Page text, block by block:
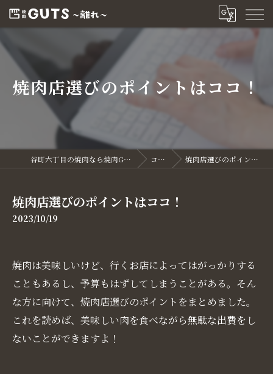
焼肉店選びのポイントはココ！
谷町六丁目の焼肉なら焼肉GUTS～離れ～ コラム 焼肉店選びのポイントはココ！
焼肉店選びのポイントはココ！
2023/10/19
焼肉は美味しいけど、行くお店によってはがっかりする
こともあるし、予算もはずしてしまうことがある。そん
な方に向けて、焼肉店選びのポイントをまとめました。
これを読めば、美味しい肉を食べながら無駄な出費をし
ないことができますよ！